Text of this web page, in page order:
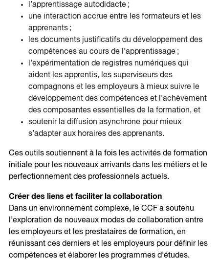
l’apprentissage autodidacte ;
une interaction accrue entre les formateurs et les
apprenants ;
les documents justificatifs du développement des
compétences au cours de l’apprentissage ;
l’expérimentation de registres numériques qui
aident les apprentis, les superviseurs des
compagnons et les employeurs à mieux suivre le
développement des compétences et l’achèvement
des composantes essentielles de la formation, et
soutenir la diffusion asynchrone pour mieux
s’adapter aux horaires des apprenants.
Ces outils soutiennent à la fois les activités de formation
initiale pour les nouveaux arrivants dans les métiers et le
perfectionnement des professionnels actuels.
Créer des liens et faciliter la collaboration
Dans un environnement complexe, le CCF a soutenu
l’exploration de nouveaux modes de collaboration entre
les employeurs et les prestataires de formation, en
réunissant ces derniers et les employeurs pour définir les
compétences et élaborer les programmes d’études.